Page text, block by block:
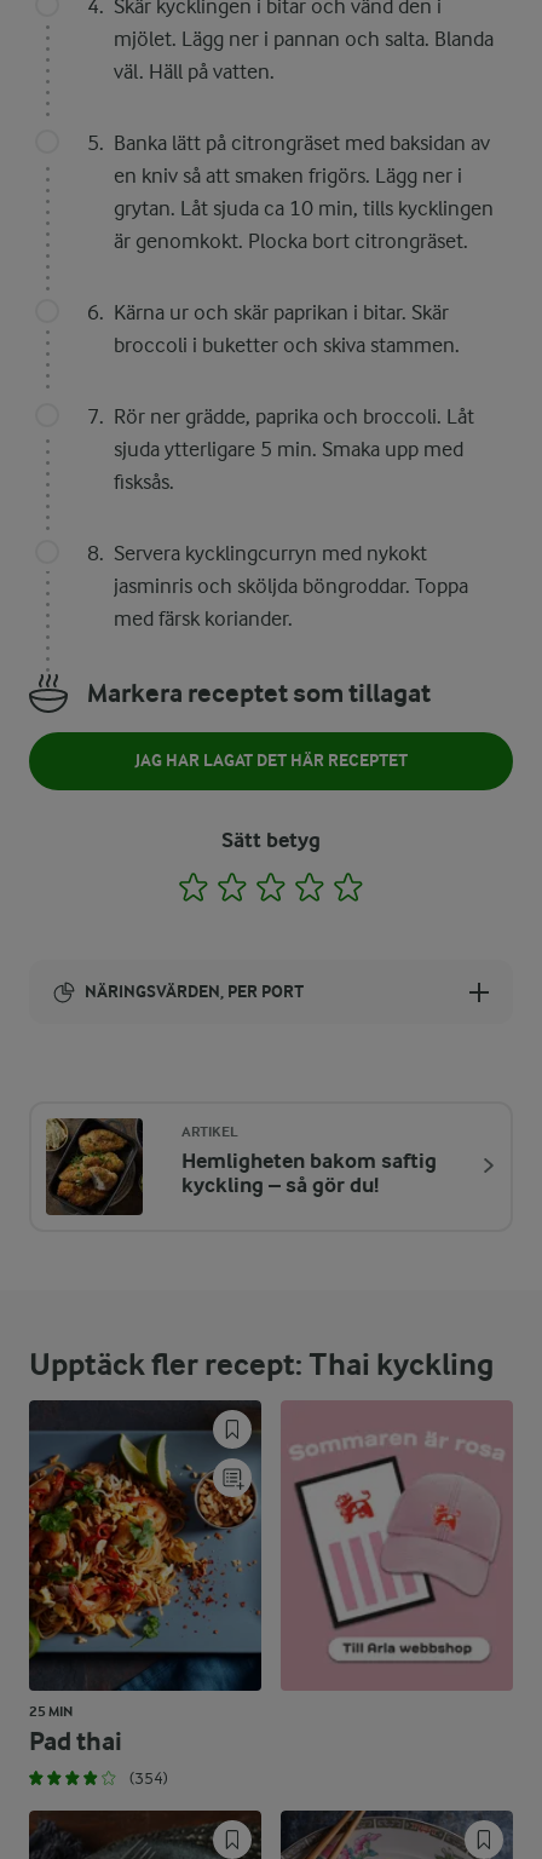
Skär kycklingen i bitar och vänd den i
mjölet. Lägg ner i pannan och salta. Blanda
väl. Häll på vatten.
Banka lätt på citrongräset med baksidan av
en kniv så att smaken frigörs. Lägg ner i
grytan. Låt sjuda ca 10 min, tills kycklingen
är genomkokt. Plocka bort citrongräset.
Kärna ur och skär paprikan i bitar. Skär
broccoli i buketter och skiva stammen.
Rör ner grädde, paprika och broccoli. Låt
sjuda ytterligare 5 min. Smaka upp med
fisksås.
Servera kycklingcurryn med nykokt
jasminris och sköljda böngroddar. Toppa
med färsk koriander.
Markera receptet som tillagat
JAG HAR LAGAT DET HÄR RECEPTET
Sätt betyg
1 2 3 4
NÄRINGSVÄRDEN, PER PORT
ENERGIDISTRIBUTION %
NÄRINGSVÄRDEN PER PORT
Fett:
40,1 %
31,7 g
Kolhydrater:
38,7 %
66,7 g
ARTIKEL
Hemligheten bakom saftig
kyckling – så gör du!
Upptäck fler recept: Thai kyckling
25 MIN
Pad thai
(354)